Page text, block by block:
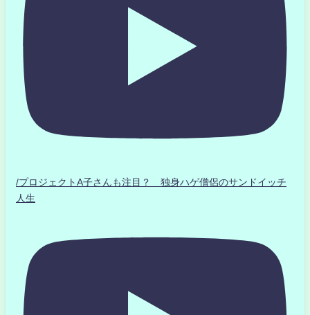
/プロジェクトA子さんも注目？ 独身ハゲ僧侶のサンドイッチ
人生